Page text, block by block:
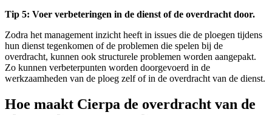
Tip 5: Voer verbeteringen in de dienst of de overdracht door.
Zodra het management inzicht heeft in issues die de ploegen tijdens
hun dienst tegenkomen of de problemen die spelen bij de
overdracht, kunnen ook structurele problemen worden aangepakt.
Zo kunnen verbeterpunten worden doorgevoerd in de
werkzaamheden van de ploeg zelf of in de overdracht van de dienst.
Hoe maakt Cierpa de overdracht van de